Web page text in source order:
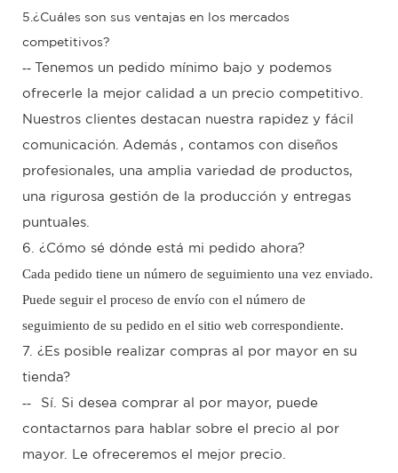
5.¿Cuáles son sus ventajas en los mercados
competitivos?
-- Tenemos un pedido mínimo bajo y podemos
ofrecerle la mejor calidad a un precio competitivo.
Nuestros clientes destacan nuestra rapidez y fácil
comunicación. Además , contamos con diseños
profesionales, una amplia variedad de productos,
una rigurosa gestión de la producción y entregas
puntuales.
6. ¿Cómo sé dónde está mi pedido ahora?
Cada pedido tiene un número de seguimiento una vez enviado.
Puede seguir el proceso de envío con el número de
seguimiento de su pedido en el sitio web correspondiente.
7. ¿Es posible realizar compras al por mayor en su
tienda?
-- Sí. Si desea comprar al por mayor, puede
contactarnos para hablar sobre el precio al por
mayor. Le ofreceremos el mejor precio.